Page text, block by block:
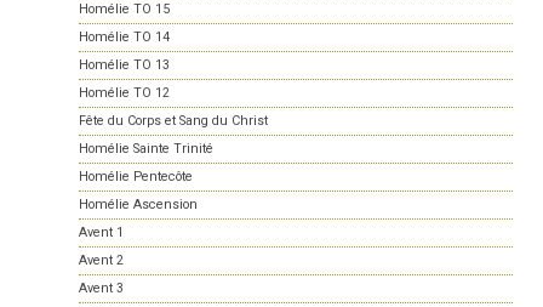
Homélie TO 15
Homélie TO 14
Homélie TO 13
Homélie TO 12
Fête du Corps et Sang du Christ
Homélie Sainte Trinité
Homélie Pentecôte
Homélie Ascension
Avent 1
Avent 2
Avent 3